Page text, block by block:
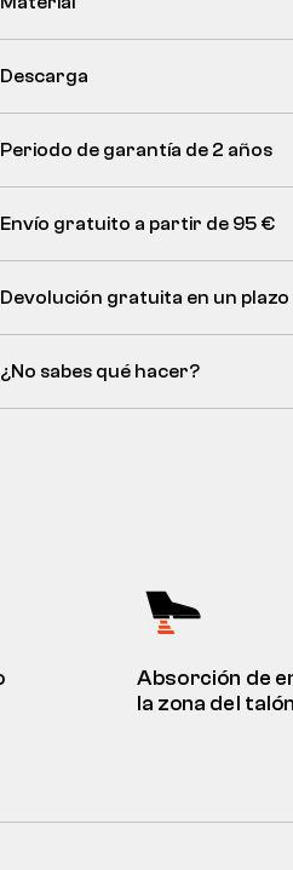
Descarga
Periodo de garantía de 2 años
Envío gratuito a partir de 95 €
Devolución gratuita en un plazo
¿No sabes qué hacer?
Absorción de
la zona del talón